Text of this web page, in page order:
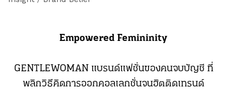
Empowered Femininity
GENTLEWOMAN แบรนด์แฟชั่นของคนจบบัญชี ที่
พลิกวิธีคิดการออกคอลเลกชั่นจนฮิตติดเทรนด์